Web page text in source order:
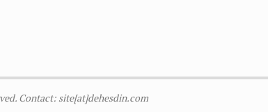
Contact: site[at]dehesdin.com